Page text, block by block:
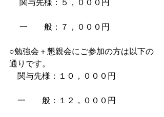
関与先様：５，０００円
一　　般：７，０００円
○勉強会＋懇親会にご参加の方は以下の
通りです。
関与先様：１０，０００円
一　　般：１２，０００円